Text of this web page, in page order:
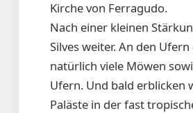
Kirche von Ferragudo.
Nach einer kleinen
Silves weiter. An den
natürlich viele Möwen
Ufern. Und bald erblicken
Paläste in der fast